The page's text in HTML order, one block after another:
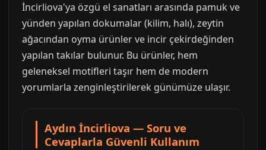
İncirliova'ya özgü el sanatları arasında pamuk ve
yünden yapılan dokumalar (kilim, halı), zeytin
ağacından oyma ürünler ve incir çekirdeğinden
yapılan takılar bulunur. Bu ürünler, hem
geleneksel motifleri taşır hem de modern
yorumlarla zenginleştirilerek günümüze ulaşır.
Aydın İncirliova — Soru ve
Cevaplarla Güvenli Kullanım